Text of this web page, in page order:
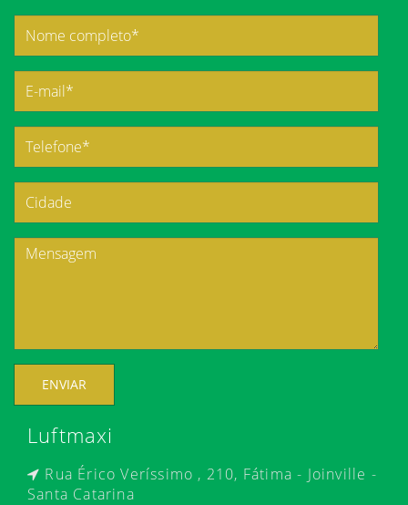
ENVIAR
Luftmaxi
Rua Érico Veríssimo , 210, Fátima - Joinville -
Santa Catarina